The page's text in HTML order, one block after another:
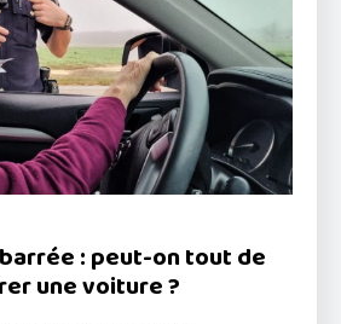
: peut-on tout de
une voiture ?